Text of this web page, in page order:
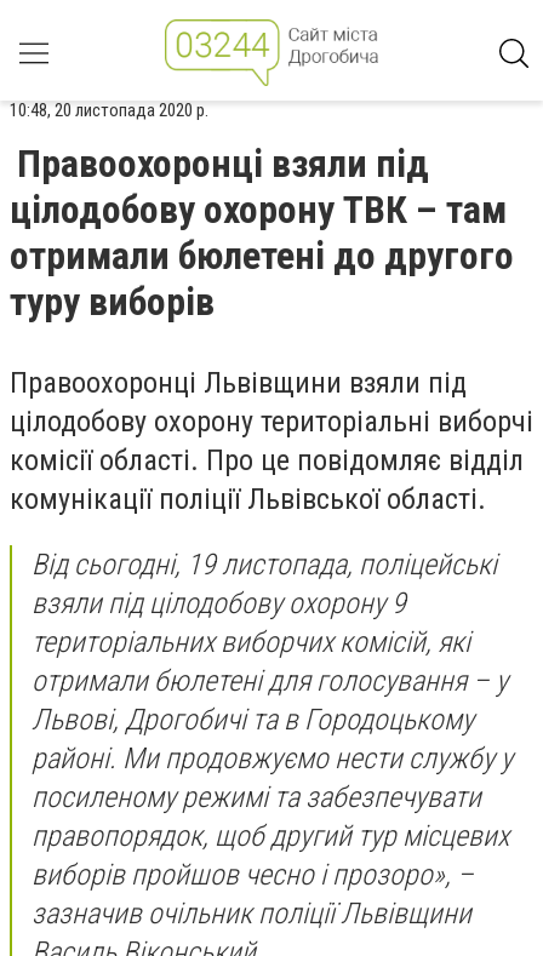
10:48, 20 листопада 2020 р.
Правоохоронці взяли під
цілодобову охорону ТВК – там
отримали бюлетені до другого
туру виборів
Правоохоронці Львівщини взяли під
цілодобову охорону територіальні виборчі
комісії області. Про це повідомляє відділ
комунікації поліції Львівської області.
Від сьогодні, 19 листопада, поліцейські
взяли під цілодобову охорону 9
територіальних виборчих комісій, які
отримали бюлетені для голосування – у
Львові, Дрогобичі та в Городоцькому
районі. Ми продовжуємо нести службу у
посиленому режимі та забезпечувати
правопорядок, щоб другий тур місцевих
виборів пройшов чесно і прозоро», –
зазначив очільник поліції Львівщини